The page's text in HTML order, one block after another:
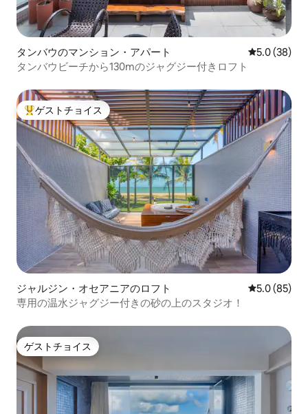
タンバウのマンション・アパート レビュー38
5.0 (38)
タンバウビーチから130mのジャグジー付きロフト
大好評のゲストチョイスです。
ゲストチョイス
ジャルジン・オセアニアのロフト レビュー85
5.0 (85)
専用の温水ジャグジー付きの砂の上のスタジオ！
ゲストチョイス
ゲストチョイス